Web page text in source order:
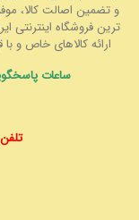
و تضمین اصالت کالا،
ترین فروشگاه اینترنتی
ارائه کالاهای خاص و
ساعات پاسخگویی